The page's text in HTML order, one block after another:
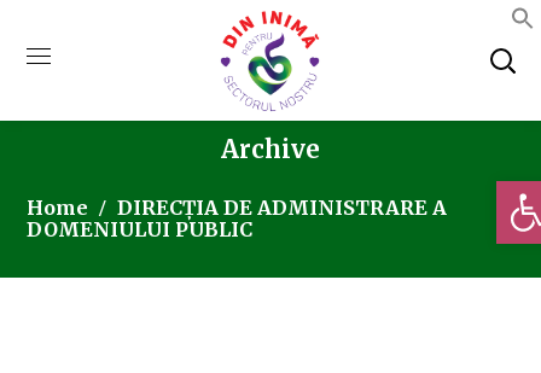
Archive
Home
DIRECȚIA DE ADMINISTRARE A
DOMENIULUI PUBLIC